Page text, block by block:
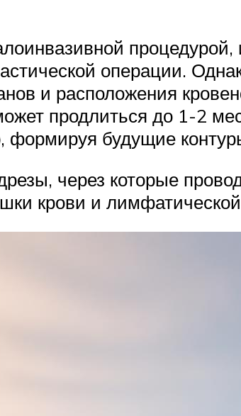
операции.
и расположения
продлиться до 1-2
формируя будущие
через которые
крови и